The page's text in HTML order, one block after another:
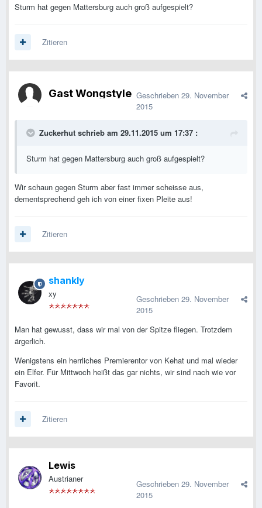
Sturm hat gegen Mattersburg auch groß aufgespielt?
Zitieren
Gast Wongstyle Geschrieben 29. November
2015
Zuckerhut schrieb am 29.11.2015 um 17:37 :
Sturm hat gegen Mattersburg auch groß aufgespielt?
Wir schaun gegen Sturm aber fast immer scheisse aus,
dementsprechend geh ich von einer fixen Pleite aus!
Zitieren
shankly
xy Geschrieben 29. November
2015
Man hat gewusst, dass wir mal von der Spitze fliegen. Trotzdem
ärgerlich.
Wenigstens ein herrliches Premierentor von Kehat und mal wieder
ein Elfer. Für Mittwoch heißt das gar nichts, wir sind nach wie vor
Favorit.
Zitieren
Lewis
Austrianer Geschrieben 29. November
2015